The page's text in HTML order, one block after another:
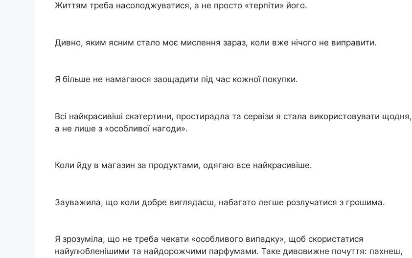
Життям треба насолоджуватися, а не просто «терпіти» його.
Дивно, яким ясним стало моє мислення зараз, коли вже нічого не виправити.
Я більше не намагаюся заощадити під час кожної покупки.
Всі найкрасивіші скатертини, простирадла та сервізи я стала використовувати щодня,
а не лише з «особливої нагоди».
Коли йду в магазин за продуктами, одягаю все найкрасивіше.
Зауважила, що коли добре виглядаєш, набагато легше розлучатися з грошима.
Я зрозуміла, що не треба чекати «особливого випадку», щоб скористатися
найулюбленішими та найдорожчими парфумами. Таке дивовижне почуття: пахнеш,